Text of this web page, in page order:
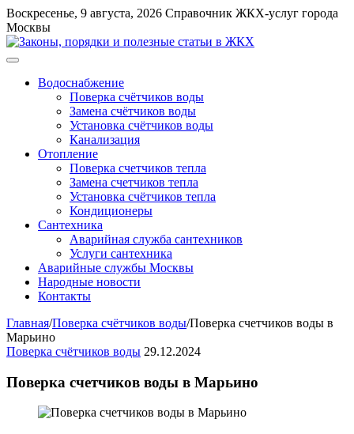
Перейти
к
содержимому
Воскресенье, 9 августа, 2026 Справочник ЖКХ-услуг города
Москвы
Меню
Водоснабжение
Поверка счётчиков воды
Замена счётчиков воды
Установка счётчиков воды
Канализация
Отопление
Поверка счетчиков тепла
Замена счетчиков тепла
Установка счётчиков тепла
Кондиционеры
Сантехника
Аварийная служба сантехников
Услуги сантехника
Аварийные службы Москвы
Народные новости
Контакты
Главная/Поверка счётчиков воды/Поверка счетчиков воды в
Марьино
Поверка счётчиков воды 29.12.2024
Поверка счетчиков воды в Марьино